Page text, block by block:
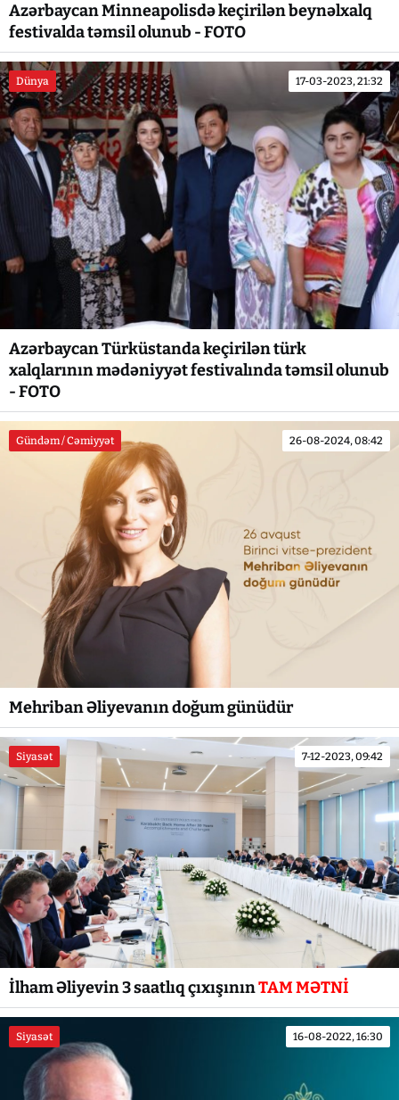
Azərbaycan Minneapolisdə keçirilən beynəlxalq
festivalda təmsil olunub - FOTO
Dünya 17-03-2023, 21:32
Azərbaycan Türküstanda keçirilən türk
xalqlarının mədəniyyət festivalında təmsil olunub
- FOTO
Gündəm / Cəmiyyət 26-08-2024, 08:42
Mehriban Əliyevanın doğum günüdür
Siyasət 7-12-2023, 09:42
İlham Əliyevin 3 saatlıq çıxışınınTAM MƏTNİ
Siyasət 16-08-2022, 16:30